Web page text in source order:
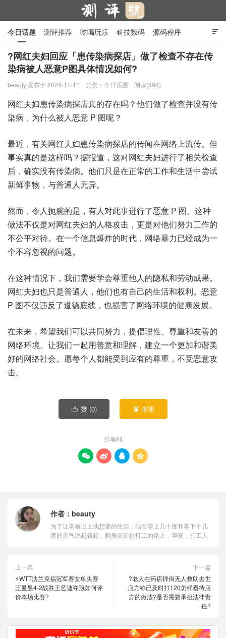
测评号

今日话题 测评推荐 吃喝玩乐 科技数码 源码程序
行业产品 在线投稿 隐私政策
?网红夫妇回应「患传染病探店」做了检查不存在传
染病被人恶意P图具体情况如何?
beauty 发布于 2024-11-11 分类： 今日话题 阅读(396)
网红夫妇患传染病探店真的存在吗？他们做了检查并没有传
染病，为什么被人恶意 P 图呢？
最近，有关网红夫妇患传染病探店的传闻在网络上流传。但
事实真的是这样吗？据报道，这对网红夫妇进行了相关检查
后，确实没有传染病。他们只是在正常的工作和生活中尝试
新鲜事物，与普通人无异。
然而，令人扼腕的是，有人对此事进行了恶意 P 图。这种
做法不仅是对网红夫妇的人格攻击，更是对他们努力工作的
不公平对待。在一个信息爆炸的时代，网络暴力已经成为一
个不容忽视的问题。
在这种情况下，我们需要学会尊重他人的隐私和劳动成果。
网红夫妇也只是普通人，他们也有自己的生活和权利。恶意
P 图不仅违反了道德底线，也损害了网络环境的健康发展。
在未来，希望我们可以共同努力，提倡理性、尊重和友善的
网络环境。让我们一起用善意和理解，建立一个更加和谐美
好的网络社会。愿每个人都能受到应有的尊重，不受恶意攻
击。
 赞 (0)  催更
分享到
   
作者： beauty
为了让老板过上他想要的生活，我在零上几十度和零下十几
度的天气说起就起，翻身就前往打工的路上，早安，打工人
上一篇
⚡WTT法兰克福冠军赛女单决赛
王曼昱4-2战胜王艺迪夺冠如何评
价本场比赛?
下一篇
?老人在药店摔倒无人救助去世
店方称已及时打120怎样看待店
方的做法?是否需要承担法律责
任?